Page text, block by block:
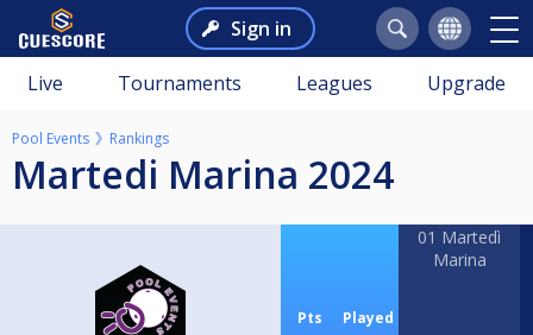
Sign in
Live Tournaments Leagues Upgrade
Pool Events Rankings
Martedi Marina 2024
Pts Played
01 Martedì
Marina